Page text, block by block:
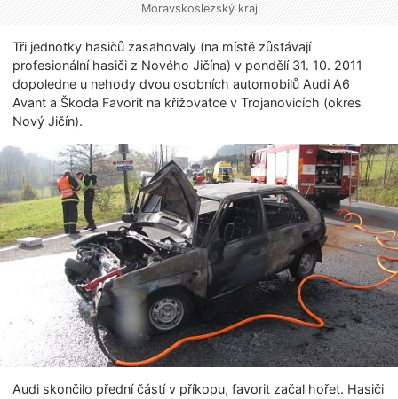
Moravskoslezský kraj
Tři jednotky hasičů zasahovaly (na místě zůstávají
profesionální hasiči z Nového Jičína) v pondělí 31. 10. 2011
dopoledne u nehody dvou osobních automobilů Audi A6
Avant a Škoda Favorit na křižovatce v Trojanovicích (okres
Nový Jičín).
Audi skončilo přední částí v příkopu, favorit začal hořet. Hasiči